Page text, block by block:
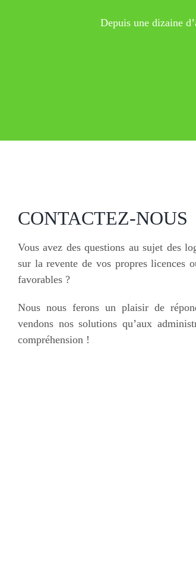
Depuis une dizaine
CONTACTEZ-NOUS
Vous avez des questions au sujet des
sur la revente de vos propres licences
favorables ?
Nous nous ferons un plaisir de
vendons nos solutions qu’aux
compréhension !